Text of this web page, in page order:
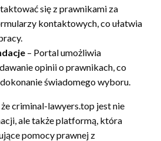
się z prawnikami za
kontaktowych, co ułatwia
– Portal umożliwia
opinii o prawnikach, co
świadomego wyboru.
criminal-lawyers.top jest nie
ale także platformą, która
pomocy prawnej z